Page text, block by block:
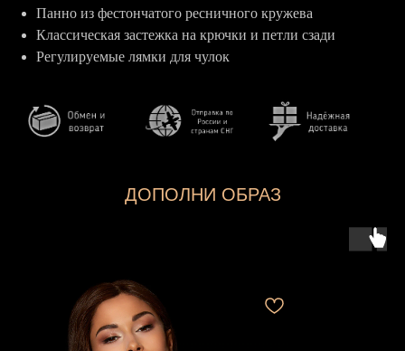
Панно из фестончатого ресничного кружева
Классическая застежка на крючки и петли сзади
Регулируемые лямки для чулок
ДОПОЛНИ ОБРАЗ